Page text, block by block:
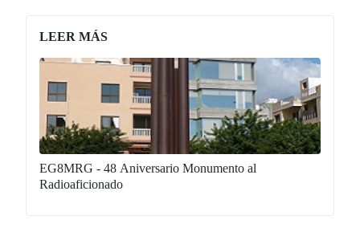
LEER MÁS
EG8MRG - 48 Aniversario Monumento al
Radioaficionado